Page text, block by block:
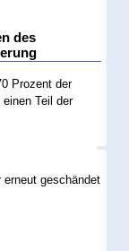
des
Prozent der
Teil der